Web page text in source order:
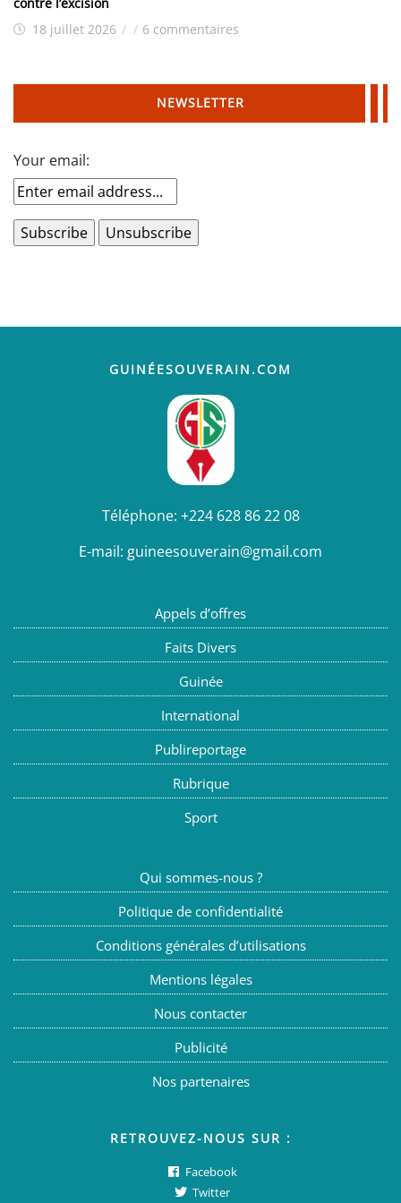
18 juillet 2026 / / 6 commentaires
NEWSLETTER
Your email:
GUINÉESOUVERAIN.COM
Téléphone: +224 628 86 22 08
E-mail: guineesouverain@gmail.com
Appels d’offres
Faits Divers
Guinée
International
Publireportage
Rubrique
Sport
Qui sommes-nous ?
Politique de confidentialité
Conditions générales d’utilisations
Mentions légales
Nous contacter
Publicité
Nos partenaires
RETROUVEZ-NOUS SUR :
Facebook
Twitter